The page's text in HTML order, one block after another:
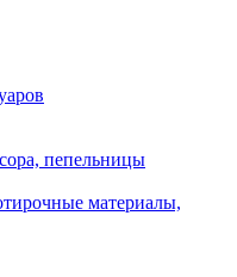
пепельницы
материалы,